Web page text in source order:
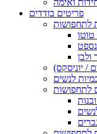
ואימה
פריטים בודדים
לתחפושות
/ יוניסקס)
לנשים
לתחפושות